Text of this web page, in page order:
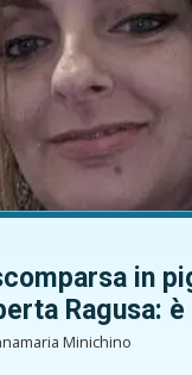
in
Ragusa:
Minichino